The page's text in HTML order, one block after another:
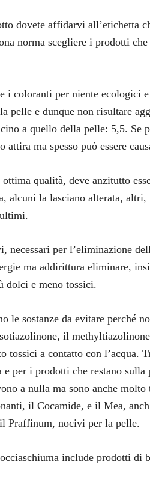
dovete affidarvi all’etichetta
norma scegliere i prodotti
i coloranti per niente ecologici
pelle e dunque non risultare
a quello della pelle: 5,5. Se
ma spesso può essere
qualità, deve anzitutto
alcuni la lasciano alterata,
necessari per l’eliminazione
ma addirittura eliminare,
dolci e meno tossici.
le sostanze da evitare perché
il
a contatto con l’acqua.
per i prodotti che restano
a nulla ma sono anche
il Cocamide, e il Mea,
Praffinum, nocivi per la pelle.
include prodotti di